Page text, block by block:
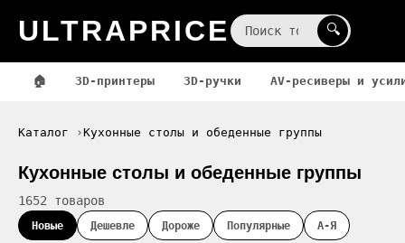
ULTRAPRICE 🔍
🏠 3D-принтеры 3D-ручки AV-ресиверы и
Каталог Кухонные столы и обеденные группы
Кухонные столы и обеденные группы
1652 товаров
Новые Дешевле Дороже Популярные А-Я